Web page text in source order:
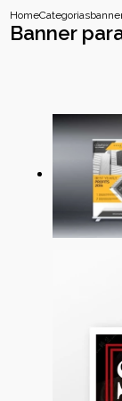
HomeCategorias
Banner